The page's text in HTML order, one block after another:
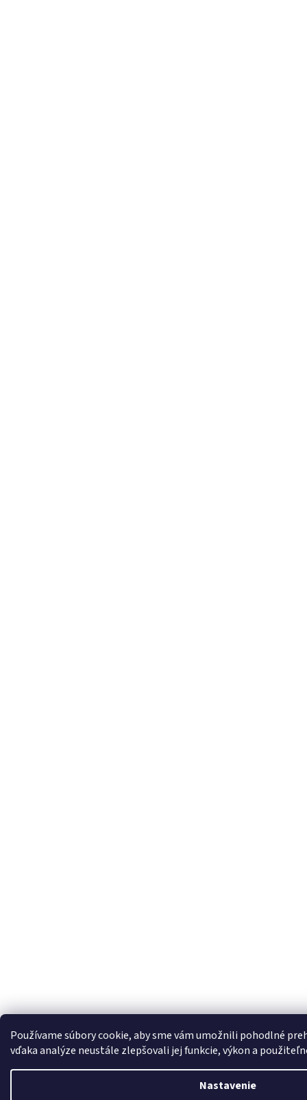
Používame súbory cookie, aby sme vám umožnili pohodlné
vďaka analýze neustále zlepšovali jej funkcie, výkon a
Nastavenie